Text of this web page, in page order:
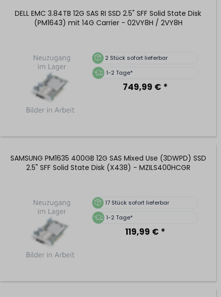
DELL EMC 3.84TB 12G SAS RI SSD 2.5" SFF Solid State Disk
(PM1643) mit 14G Carrier - 02VY8H / 2VY8H
2 Stück sofort lieferbar
1-2 Tage*
749,99 € *
SAMSUNG PM1635 400GB 12G SAS Mixed Use (3DWPD) SSD
2.5" SFF Solid State Disk (X438) - MZILS400HCGR
17 Stück sofort lieferbar
1-2 Tage*
119,99 € *